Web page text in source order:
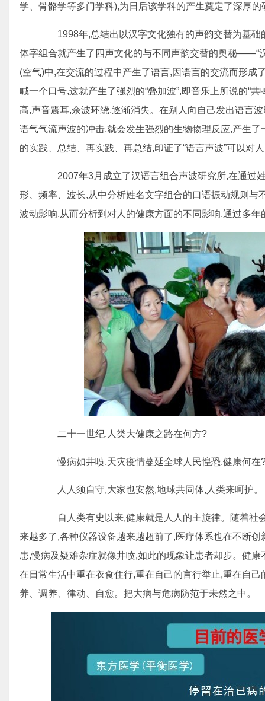
学、骨骼学等多门学科),为日后该学科的产生奠定了深厚的
1998年,总结出以汉字文化独有的声韵交替为基础
体字组合就产生了四声文化的与不同声韵交替的奥秘——“
(空气)中,在交流的过程中产生了语言,因语言的交流而形成
喊一个口号,这就产生了强烈的“叠加波”,即音乐上所说的“
高,声音震耳,余波环绕,逐渐消失。在别人向自己发出语言
语气气流声波的冲击,就会发生强烈的生物物理反应,产生
的实践、总结、再实践、再总结,印证了“语言声波”可以对
2007年3月成立了汉语言组合声波研究所,在通过
形、频率、波长,从中分析姓名文字组合的口语振动规则
波动影响,从而分析到对人的健康方面的不同影响,通过多
二十一世纪,人类大健康之路在何方?
慢病如井喷,天灾疫情蔓延全球人民惶恐,健康何在
人人须自守,大家也安然,地球共同体,人类来呵护。
自人类有史以来,健康就是人人的主旋律。随着社
来越多了,各种仪器设备越来越超前了,医疗体系也在不断
患,慢病及疑难杂症就像井喷,如此的现象让患者却步。健
在日常生活中重在衣食住行,重在自己的言行举止,重在自
养、调养、律动、自愈。把大病与危病防范于未然之中。